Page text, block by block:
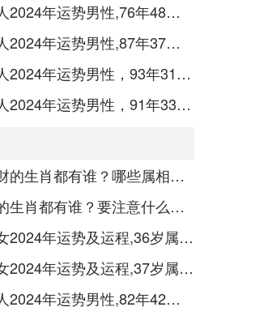
1976年属龙人2024年运势男性,76年48岁属龙男2024年每月运程怎么样
1987年属兔人2024年运势男性,87年37岁属兔男2024年每月运程怎么样
1993年属鸡人2024年运势男性，93年31岁属鸡男2024年每月运程怎么样
1991年属羊人2024年运势男性，91年33岁属羊男2024年每月运程怎么样
2023年发横财的生肖都有谁？哪些属相财运旺盛？
2023年不顺的生肖都有谁？要注意什么呢？
1988年属龙女2024年运势及运程,36岁属龙人2024全年每月运势女性如何
1987年属兔女2024年运势及运程,37岁属兔人2024全年每月运势女性如何
1982年属狗人2024年运势男性,82年42岁属狗男2024年每月运程怎么样